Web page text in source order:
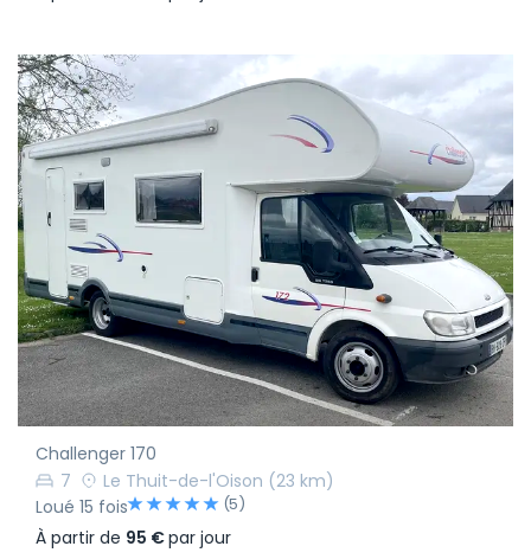
Challenger 170
7
Le Thuit-de-l'Oison (23 km)
Loué 15 fois
(5)
À partir de 95 €par jour